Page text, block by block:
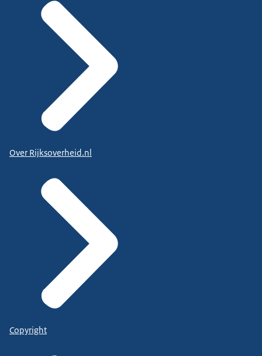
Over Rijksoverheid.nl
Copyright